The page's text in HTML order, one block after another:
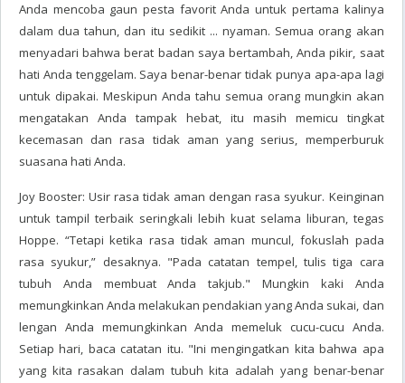
Anda mencoba gaun pesta favorit Anda untuk pertama kalinya
dalam dua tahun, dan itu sedikit ... nyaman. Semua orang akan
menyadari bahwa berat badan saya bertambah, Anda pikir, saat
hati Anda tenggelam. Saya benar-benar tidak punya apa-apa lagi
untuk dipakai. Meskipun Anda tahu semua orang mungkin akan
mengatakan Anda tampak hebat, itu masih memicu tingkat
kecemasan dan rasa tidak aman yang serius, memperburuk
suasana hati Anda.
Joy Booster: Usir rasa tidak aman dengan rasa syukur. Keinginan
untuk tampil terbaik seringkali lebih kuat selama liburan, tegas
Hoppe. “Tetapi ketika rasa tidak aman muncul, fokuslah pada
rasa syukur,” desaknya. "Pada catatan tempel, tulis tiga cara
tubuh Anda membuat Anda takjub." Mungkin kaki Anda
memungkinkan Anda melakukan pendakian yang Anda sukai, dan
lengan Anda memungkinkan Anda memeluk cucu-cucu Anda.
Setiap hari, baca catatan itu. "Ini mengingatkan kita bahwa apa
yang kita rasakan dalam tubuh kita adalah yang benar-benar